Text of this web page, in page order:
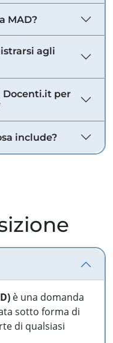
MAD?
agli
Docenti.it per
include?
è una domanda
sotto forma di
di qualsiasi